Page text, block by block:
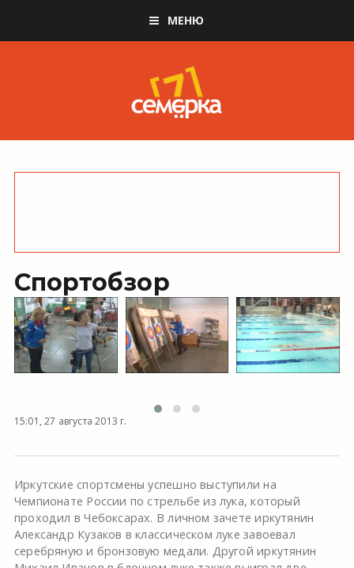
МЕНЮ
Спортобзор
15:01, 27 августа 2013 г.
Иркутские спортсмены успешно выступили на
Чемпионате России по стрельбе из лука, который
проходил в Чебоксарах. В личном зачете иркутянин
Александр Кузаков в классическом луке завоевал
серебряную и бронзовую медали. Другой иркутянин